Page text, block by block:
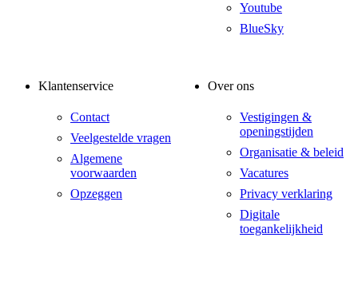
Youtube
BlueSky
Klantenservice
Contact
Veelgestelde vragen
Algemene
voorwaarden
Opzeggen
Over ons
Vestigingen &
openingstijden
Organisatie & beleid
Vacatures
Privacy verklaring
Digitale
toegankelijkheid